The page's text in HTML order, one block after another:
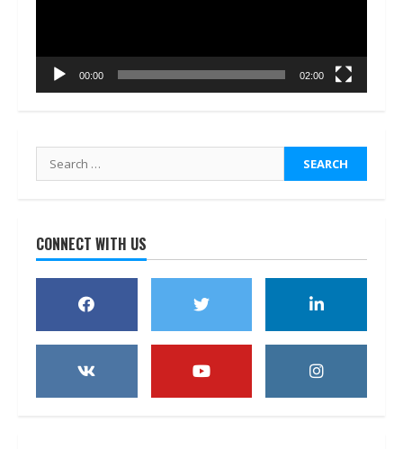
00:00 02:00
Search
for:
CONNECT WITH US